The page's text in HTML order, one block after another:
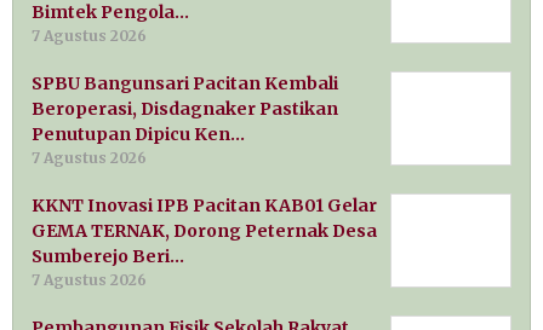
Bimtek Pengola…
7 Agustus 2026
SPBU Bangunsari Pacitan Kembali
Beroperasi, Disdagnaker Pastikan
Penutupan Dipicu Ken…
7 Agustus 2026
KKNT Inovasi IPB Pacitan KAB01 Gelar
GEMA TERNAK, Dorong Peternak Desa
Sumberejo Beri…
7 Agustus 2026